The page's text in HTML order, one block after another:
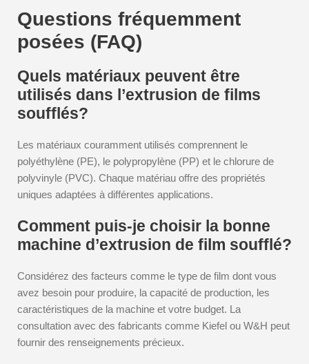
Questions fréquemment
posées (FAQ)
Quels matériaux peuvent être
utilisés dans l’extrusion de films
soufflés?
Les matériaux couramment utilisés comprennent le
polyéthylène (PE), le polypropylène (PP) et le chlorure de
polyvinyle (PVC). Chaque matériau offre des propriétés
uniques adaptées à différentes applications.
Comment puis-je choisir la bonne
machine d’extrusion de film soufflé?
Considérez des facteurs comme le type de film dont vous
avez besoin pour produire, la capacité de production, les
caractéristiques de la machine et votre budget. La
consultation avec des fabricants comme Kiefel ou W&H peut
fournir des renseignements précieux.